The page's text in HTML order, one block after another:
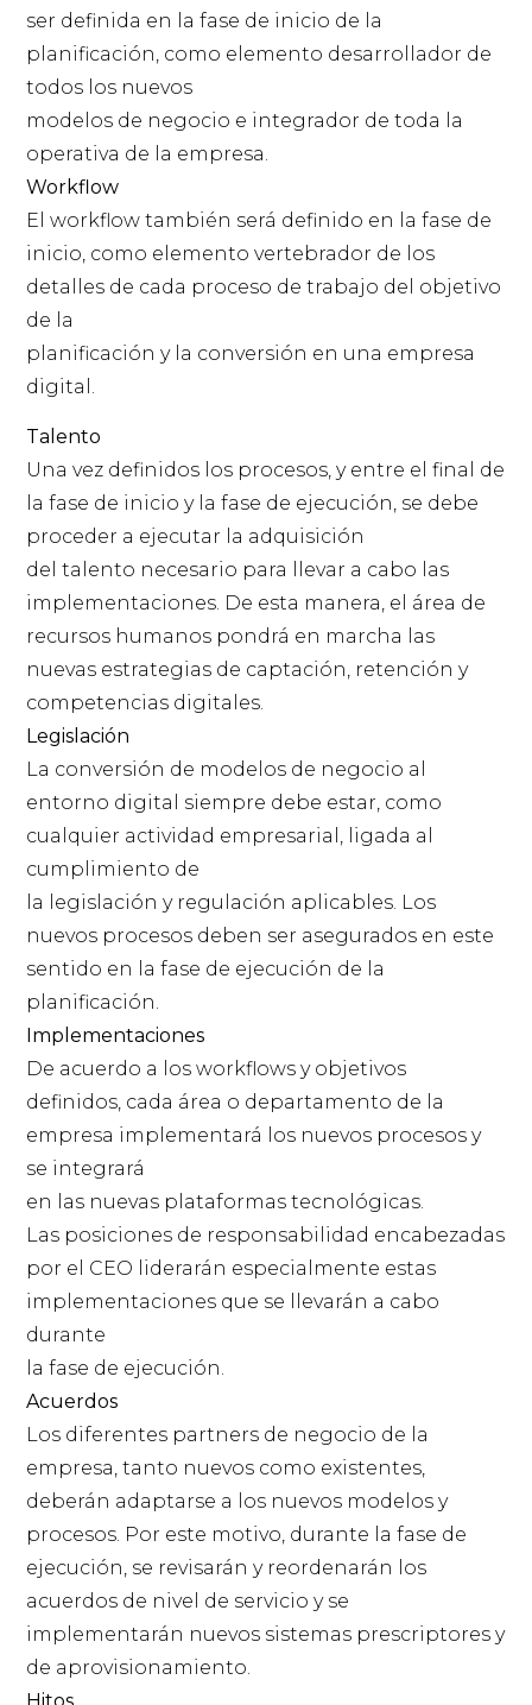
ser definida en la fase de inicio de la
planificación, como elemento desarrollador de
todos los nuevos
modelos de negocio e integrador de toda la
operativa de la empresa.
Workflow
El workflow también será definido en la fase de
inicio, como elemento vertebrador de los
detalles de cada proceso de trabajo del objetivo
de la
planificación y la conversión en una empresa
digital.
Talento
Una vez definidos los procesos, y entre el final de
la fase de inicio y la fase de ejecución, se debe
proceder a ejecutar la adquisición
del talento necesario para llevar a cabo las
implementaciones. De esta manera, el área de
recursos humanos pondrá en marcha las
nuevas estrategias de captación, retención y
competencias digitales.
Legislación
La conversión de modelos de negocio al
entorno digital siempre debe estar, como
cualquier actividad empresarial, ligada al
cumplimiento de
la legislación y regulación aplicables. Los
nuevos procesos deben ser asegurados en este
sentido en la fase de ejecución de la
planificación.
Implementaciones
De acuerdo a los workflows y objetivos
definidos, cada área o departamento de la
empresa implementará los nuevos procesos y
se integrará
en las nuevas plataformas tecnológicas.
Las posiciones de responsabilidad encabezadas
por el CEO liderarán especialmente estas
implementaciones que se llevarán a cabo
durante
la fase de ejecución.
Acuerdos
Los diferentes partners de negocio de la
empresa, tanto nuevos como existentes,
deberán adaptarse a los nuevos modelos y
procesos. Por este motivo, durante la fase de
ejecución, se revisarán y reordenarán los
acuerdos de nivel de servicio y se
implementarán nuevos sistemas prescriptores y
de aprovisionamiento.